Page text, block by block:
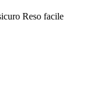
Reso facile